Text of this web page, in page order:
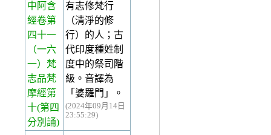
中阿含
經卷第
四十一
（一六
一）梵
志品梵
摩經第
十(第四
分別誦)
有志修梵行
（清淨的修
行）的人；古
代印度種姓制
度中的祭司階
級。音譯為
「婆羅門」。
(2024年09月14日
23:55:29)